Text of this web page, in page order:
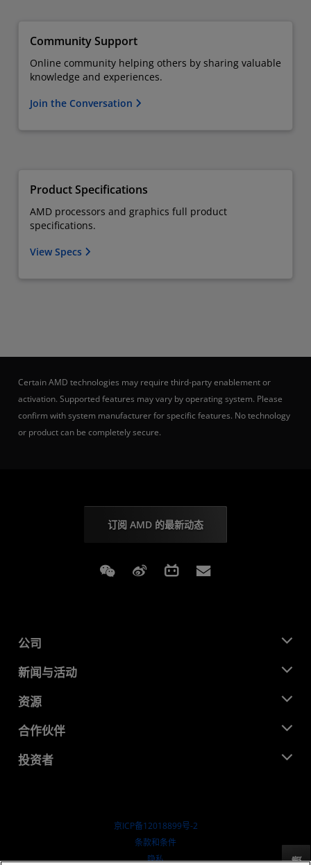
Community Support
Online community helping others by sharing valuable
knowledge and experiences.
Join the Conversation
Product Specifications
AMD processors and graphics full product
specifications.
View Specs
Certain AMD technologies may require third-party enablement or
activation. Supported features may vary by operating system. Please
confirm with system manufacturer for specific features. No technology
or product can be completely secure.
订阅 AMD 的最新动态
Weixin Weibo Bilibili
公司
关于 AMD
企业责任
就业机会
联系我们
新闻与活动
新闻中心
媒体库
资源
开发中心
成功案例
合作伙伴
AMD 合作伙伴中心
投资者
京ICP备12018899号-2
​条款和条件
隐私